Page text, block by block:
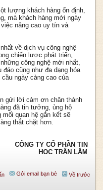
lượng khách hàng ổn định,
mà khách hàng mới ngày
nâng cao uy tín và
về dịch vụ công nghệ
chiến lược phát triển,
công nghệ mới nhất,
cũng như đa dạng hóa
ngày càng cao của
gửi lời cảm ơn chân thành
đã tin tưởng, ủng hộ
quan hệ gắn kết sẽ
thắt chặt hơn.
CÔNG TY CỔ PHẦN TIN
HOC TRẦN LÂM
Về trước
Gởi email bạn bè